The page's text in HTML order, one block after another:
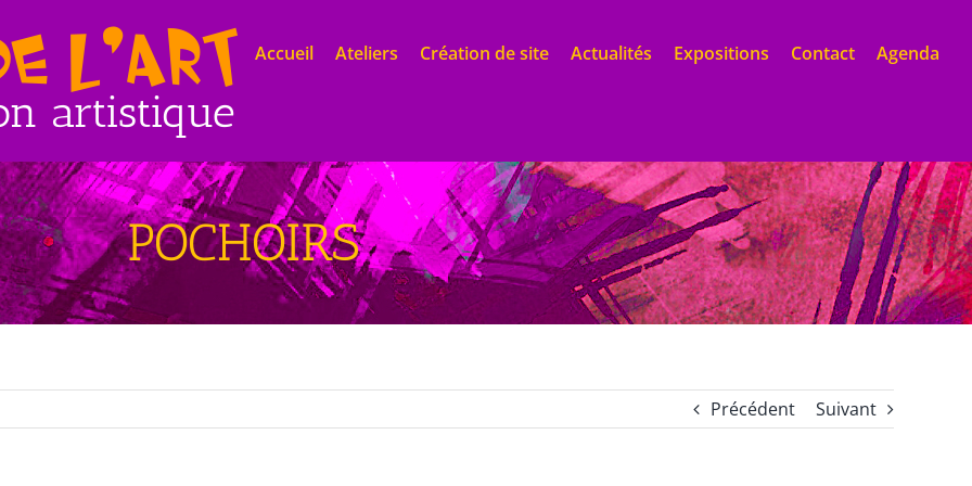
Accueil Ateliers Création de site Actualités Expositions Contact Agenda
POCHOIRS
Précédent Suivant